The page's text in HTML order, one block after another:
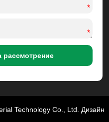
*
*
рассмотрение
Technology Co., Ltd. Дизайн